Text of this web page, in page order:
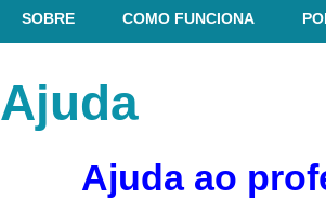
SOBRE COMO FUNCIONA
Ajuda
Ajuda ao